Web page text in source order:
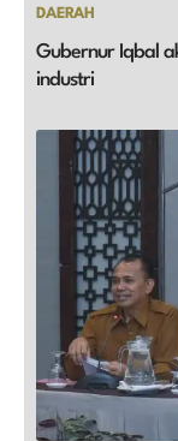
DAERAH
Gubernur Iqbal
industri